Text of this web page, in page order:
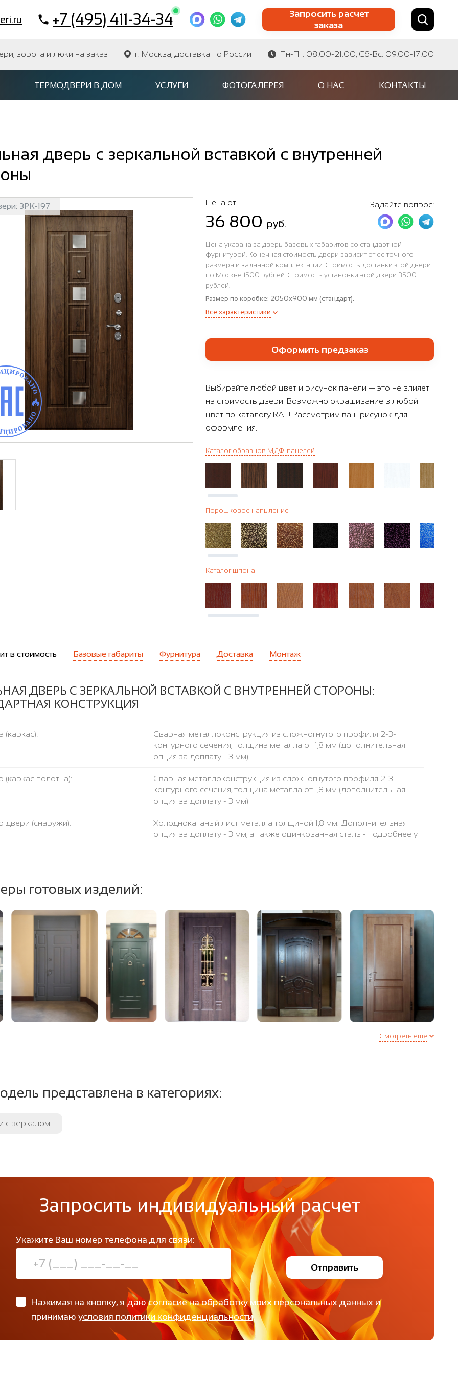
+7 (495) 411-34-34
Запросить расчет
заказа
Найти по сайту Найти по артикулу
ворота и люки на заказ г. Москва, доставка по России Пн-Пт: 08:00-21:00, Сб-Вс: 09:00-17:00
ТЕРМОДВЕРИ В ДОМ УСЛУГИ ФОТОГАЛЕРЕЯ О НАС КОНТАКТЫ
дверь с зеркальной вставкой с внутренней
ЗРК-197 Цена от
36 800 руб.
Задайте вопрос:
Цена указана за дверь базовых габаритов со стандартной
фурнитурой. Конечная стоимость двери зависит от ее точного
размера и заданной комплектации. Стоимость доставки этой двери
по Москве 1500 рублей. Стоимость установки этой двери 3500
рублей.
Размер по коробке: 2050x900 мм (стандарт).
Все характеристики
Оформить предзаказ
Выбирайте любой цвет и рисунок панели — это не влияет
на стоимость двери! Возможно окрашивание в любой
цвет по каталогу RAL! Рассмотрим ваш рисунок для
оформления.
Каталог образцов МДФ-панелей
Порошковое напыление
Каталог шпона
в стоимость Базовые габариты Фурнитура Доставка Монтаж
ДВЕРЬ С ЗЕРКАЛЬНОЙ ВСТАВКОЙ С ВНУТРЕННЕЙ СТОРОНЫ:
КОНСТРУКЦИЯ
(каркас):
Сварная металлоконструкция из сложногнутого профиля 2-3-
контурного сечения, толщина металла от 1,8 мм (дополнительная
опция за доплату - 3 мм)
(каркас полотна):
Сварная металлоконструкция из сложногнутого профиля 2-3-
контурного сечения, толщина металла от 1,8 мм (дополнительная
опция за доплату - 3 мм)
двери (снаружи):
Холоднокатаный лист металла толщиной 1,8 мм. Дополнительная
опция за доплату - 3 мм, а также оцинкованная сталь - подробнее у
вашего размера:
Любое. Цена двери указана за стандартный (2050x900 мм)
размер
изоляция: Пенополистирол, минплита
открывания: левое / правое, наружнее / внутреннее
180 градусов
2 контура уплотнителя (Е + D) по периметру двери или 3 контура в
т.ч. магнитный (дополнительная опция)
готовых изделий:
Смотреть ещё
представлена в категориях:
с зеркалом
Запросить индивидуальный расчет
Укажите Ваш номер телефона для связи:
Отправить
Нажимая на кнопку, я даю согласие на обработку моих персональных данных и
принимаю условия политики конфиденциальности.